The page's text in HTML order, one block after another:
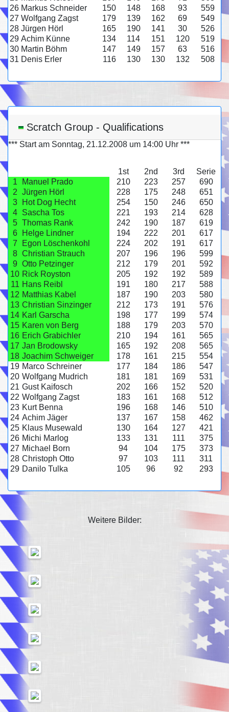
26 Markus Schneider 150 148 168 93
559
27 Wolfgang Zagst 179 139 162 69
549
28 Jürgen Hörl 165 190 141 30
526
29 Achim Künne 134 114 151 120
519
30 Martin Böhm 147 149 157 63
516
31 Denis Erler 116 130 130 132 508
Scratch Group - Qualifications
*** Start am Sonntag, 21.12.2008 um 14:00 Uhr ***
1st 2nd 3rd
Serie
1
Manuel Prado 210 223 257
690
2 Jürgen Hörl 228 175 248
651
3
Hot Dog Hecht 254 150 246
650
4
Sascha Tos 221 193 214
628
5 Thomas Rank 242 190 187
619
6
Helge Lindner 194 222 201
617
7
Egon Löschenkohl 224 202 191
617
8 Christian Strauch 207 196 196
599
9 Otto Petzinger 212 179 201
592
10 Rick Royston 205 192 192
589
11 Hans Reibl 191 180 217
588
12 Matthias Kabel 187 190 203
580
13 Christian Sinzinger 212 173 191
576
14 Karl Garscha 198 177 199
574
15 Karen von Berg 188 179 203
570
16 Erich Grabichler 210 194 161
565
17 Jan Brodowsky 165 192 208
565
18 Joachim Schweiger 178 161 215
554
19 Marco Schreiner 177 184 186
547
20 Wolfgang Mudrich 181 181 169
531
21 Gust Kaifosch 202 166 152
520
22 Wolfgang Zagst 183 161 168
512
23 Kurt Benna 196 168 146
510
24 Achim Jäger 137 167 158
462
25 Klaus Musewald 130 164 127
421
26 Michi Marlog 133 131 111
375
27 Michael Born 94 104 175
373
28 Christoph Otto 97 103 111
311
29 Danilo Tulka 105 96 92 293
Weitere Bilder: